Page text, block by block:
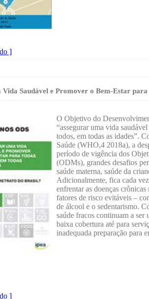
]
Saudável e Promover o Bem-Estar para
O Objetivo do
“assegurar uma vida
todos, em todas as idades”.
Saúde (WHO,4 2018a), a
período de vigência dos
(ODMs), grandes desafios
saúde materna, saúde da
Adicionalmente, fica cada
enfrentar as doenças
fatores de risco evitáveis –
de álcool e o sedentarismo.
saúde fracos continuam a ser
baixa cobertura até para
inadequada preparação para
]